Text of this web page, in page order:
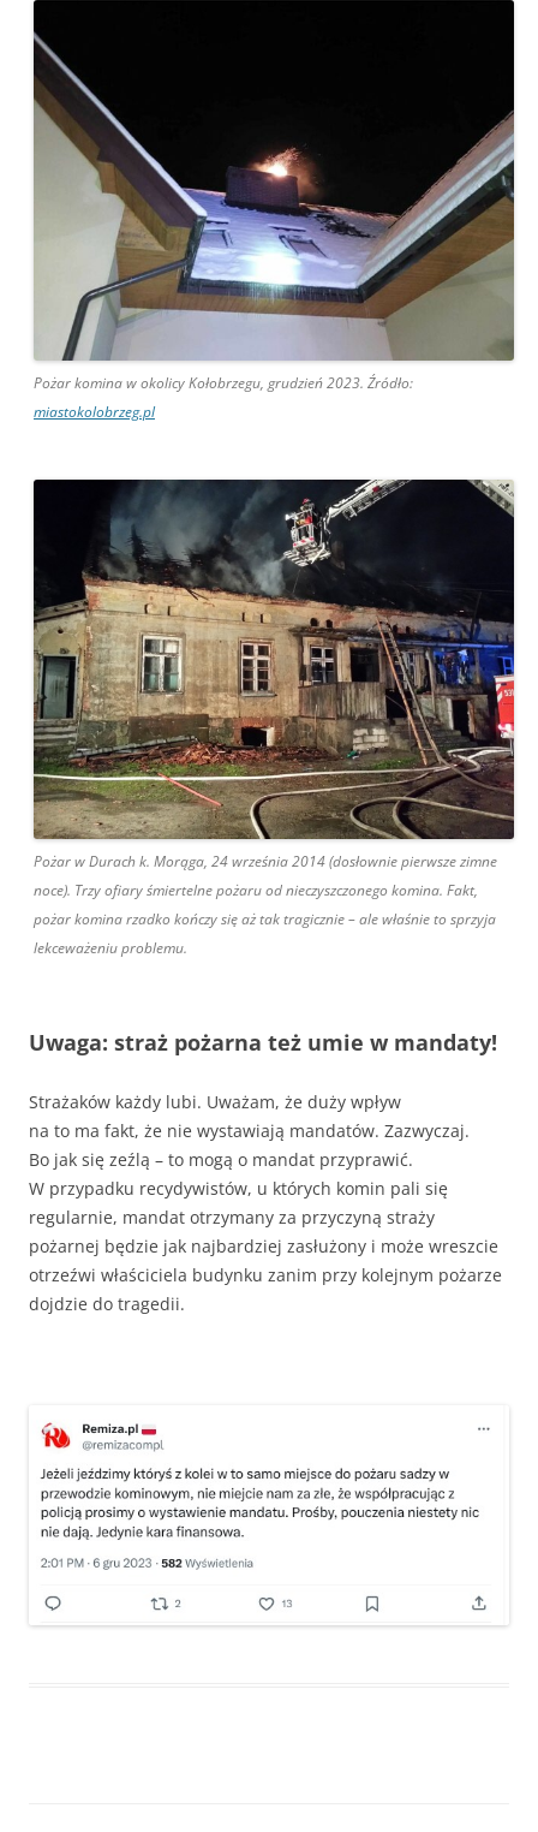
Pożar komina w okolicy Kołobrzegu, grudzień 2023. Źródło:
miastokolobrzeg.pl
Pożar w Durach k. Morąga, 24 września 2014 (dosłownie pierwsze zimne
noce). Trzy ofiary śmiertelne pożaru od nieczyszczonego komina. Fakt,
pożar komina rzadko kończy się aż tak tragicznie – ale właśnie to sprzyja
lekceważeniu problemu.
Uwaga: straż pożarna też umie w mandaty!
Strażaków każdy lubi. Uważam, że duży wpływ
na to ma fakt, że nie wystawiają mandatów. Zazwyczaj.
Bo jak się zeźlą – to mogą o mandat przyprawić.
W przypadku recydywistów, u których komin pali się
regularnie, mandat otrzymany za przyczyną straży
pożarnej będzie jak najbardziej zasłużony i może wreszcie
otrzeźwi właściciela budynku zanim przy kolejnym pożarze
dojdzie do tragedii.